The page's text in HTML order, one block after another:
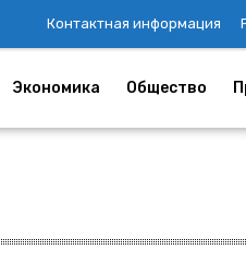
Контактная информация
Экономика Общество